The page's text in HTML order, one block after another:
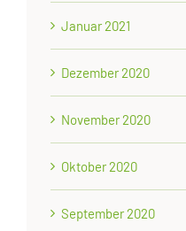
Januar 2021
Dezember 2020
November 2020
Oktober 2020
September 2020